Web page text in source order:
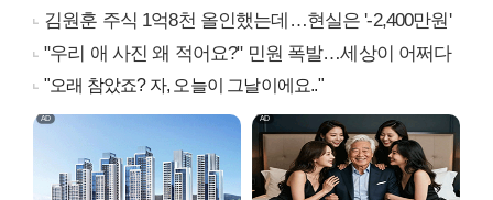
김원훈 주식 1억8천 올인했는데…현실은 '-2,400만원'
"우리 애 사진 왜 적어요?" 민원 폭발…세상이 어쩌다
"오래 참았죠? 자, 오늘이 그날이에요.."